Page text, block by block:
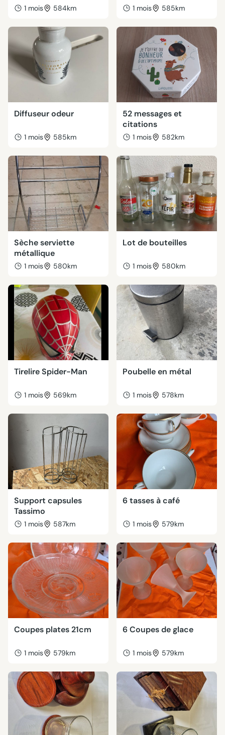
1 mois 584km 1 mois 585km
Diffuseur odeur
1 mois 585km
52 messages et
citations
1 mois 582km
Sèche serviette
métallique
1 mois 580km
Lot de bouteilles
1 mois 580km
Tirelire Spider-Man
1 mois 569km
Poubelle en métal
1 mois 578km
Support capsules
Tassimo
1 mois 587km
6 tasses à café
1 mois 579km
Coupes plates 21cm
1 mois 579km
6 Coupes de glace
1 mois 579km